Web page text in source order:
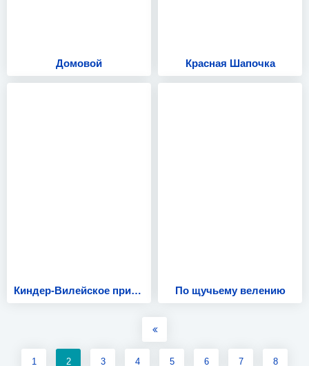
Домовой Красная Шапочка
Киндер-Вилейское привидение По щучьему велению
1 2 3 4 5 6 7 8